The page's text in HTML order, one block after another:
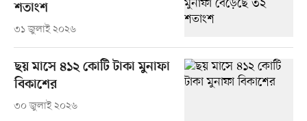
শতাংশ
৩১ জুলাই ২০২৬
ছয় মাসে ৪১২ কোটি টাকা মুনাফা
বিকাশের
৩০ জুলাই ২০২৬